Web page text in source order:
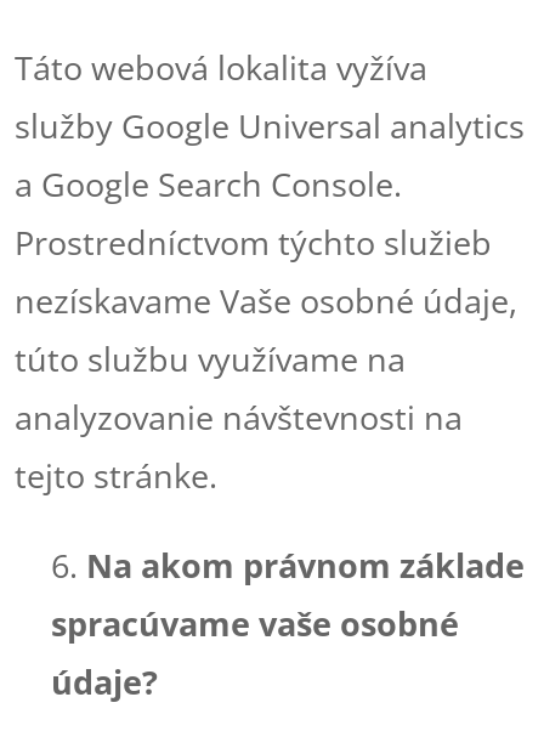
Táto webová lokalita vyžíva
služby Google Universal analytics
a Google Search Console.
Prostredníctvom týchto služieb
nezískavame Vaše osobné údaje,
túto službu využívame na
analyzovanie návštevnosti na
tejto stránke.
6. Na akom právnom základe
spracúvame vaše osobné
údaje?